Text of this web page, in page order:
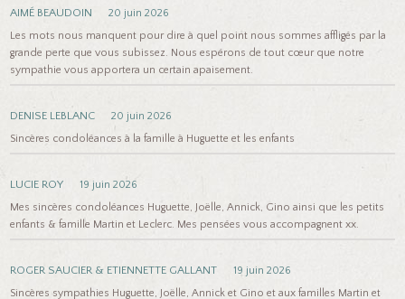
AIMÉ BEAUDOIN
20 juin 2026
Les mots nous manquent pour dire à quel point nous sommes affligés par la
grande perte que vous subissez. Nous espérons de tout cœur que notre
sympathie vous apportera un certain apaisement.
DENISE LEBLANC
20 juin 2026
Sincères condoléances à la famille à Huguette et les enfants
LUCIE ROY
19 juin 2026
Mes sincères condoléances Huguette, Joëlle, Annick, Gino ainsi que les petits
enfants & famille Martin et Leclerc. Mes pensées vous accompagnent xx.
ROGER SAUCIER & ETIENNETTE GALLANT
19 juin 2026
Sincères sympathies Huguette, Joëlle, Annick et Gino et aux familles Martin et